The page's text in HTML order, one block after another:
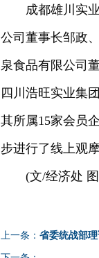
成都雄川实
公司董事长邹政
泉食品有限公司
四川浩旺实业集
其所属15家会员
步进行了线上观摩
(文/经济处
上一条： 省委统战部